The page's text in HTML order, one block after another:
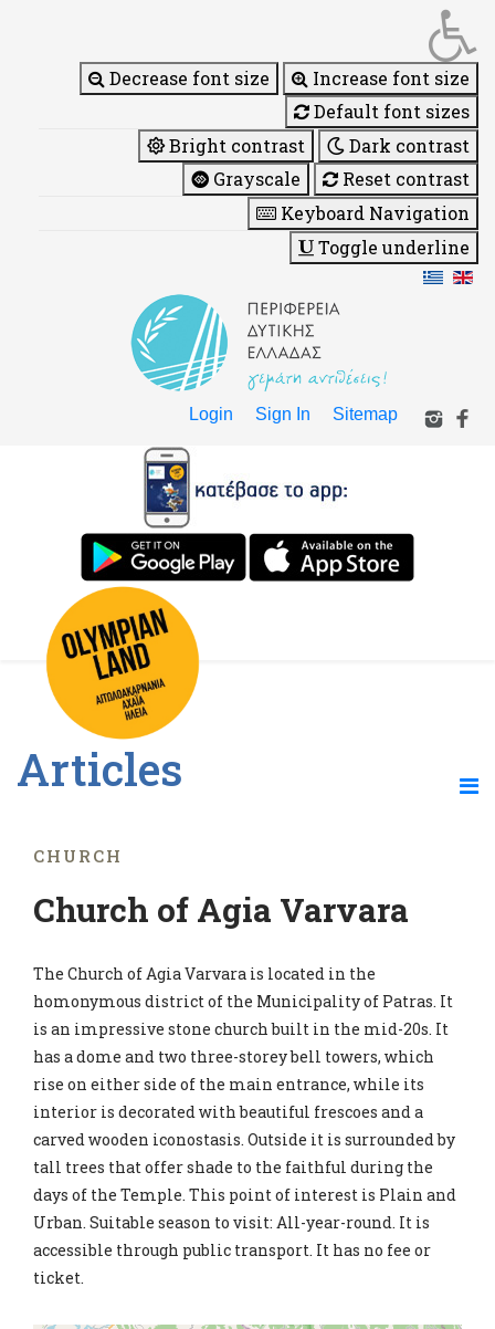
Decrease font size
Increase font size
Default font sizes
Bright contrast
Dark contrast
Grayscale
Reset contrast
Keyboard Navigation
Toggle underline
Login Sign In Sitemap
Articles
CHURCH
Church of Agia Varvara
The Church of Agia Varvara is located in the
homonymous district of the Municipality of Patras. It
is an impressive stone church built in the mid-20s. It
has a dome and two three-storey bell towers, which
rise on either side of the main entrance, while its
interior is decorated with beautiful frescoes and a
carved wooden iconostasis. Outside it is surrounded by
tall trees that offer shade to the faithful during the
days of the Temple. This point of interest is Plain and
Urban. Suitable season to visit: All-year-round. It is
accessible through public transport. It has no fee or
ticket.